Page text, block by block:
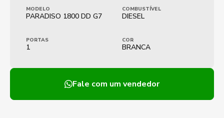
MODELO
PARADISO 1800 DD G7
COMBUSTÍVEL
DIESEL
PORTAS
1
COR
BRANCA
Fale com um vendedor